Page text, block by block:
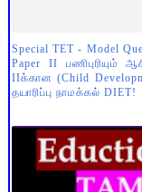
Special TET - Model
Paper II பணிபுரியும்
IIக்கான (Child
தயாரிப்பு நாமக்கல் DIET!